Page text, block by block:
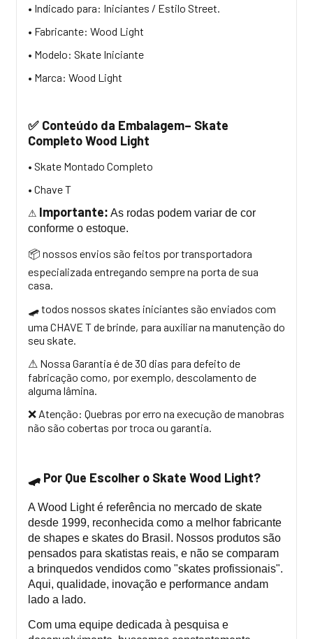
• Indicado para: Iniciantes / Estilo Street.
• Fabricante: Wood Light
• Modelo: Skate Iniciante
• Marca: Wood Light
✅ Conteúdo da Embalagem– Skate
Completo Wood Light
• Skate Montado Completo
• Chave T
⚠ Importante: As rodas podem variar de cor
conforme o estoque.
📦 nossos envios são feitos por transportadora
especializada entregando sempre na porta de sua
casa.
🛹todos nossos skates iniciantes são enviados com
uma CHAVE T de brinde, para auxiliar na manutenção do
seu skate.
⚠ Nossa Garantia é de 30 dias para defeito de
fabricação como, por exemplo, descolamento de
alguma lâmina.
❌ Atenção: Quebras por erro na execução de manobras
não são cobertas por troca ou garantia.
🛹 Por Que Escolher o Skate Wood Light?
A Wood Light é referência no mercado de skate
desde 1999, reconhecida como a melhor fabricante
de shapes e skates do Brasil. Nossos produtos são
pensados para skatistas reais, e não se comparam
a brinquedos vendidos como "skates profissionais".
Aqui, qualidade, inovação e performance andam
lado a lado.
Com uma equipe dedicada à pesquisa e